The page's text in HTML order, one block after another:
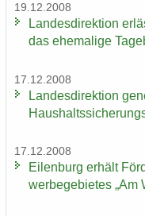
19.12.2008
Lan­des­di­rek­ti­on
das ehe­ma­li­ge
17.12.2008
Lan­des­di­rek­ti­on
17.12.2008
Ei­len­burg er­hält
wer­be­ge­bie­tes „Am